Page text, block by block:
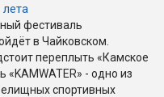
фестиваль
в Чайковском.
переплыть «Камское
«KAMWATER» - одно из
спортивных